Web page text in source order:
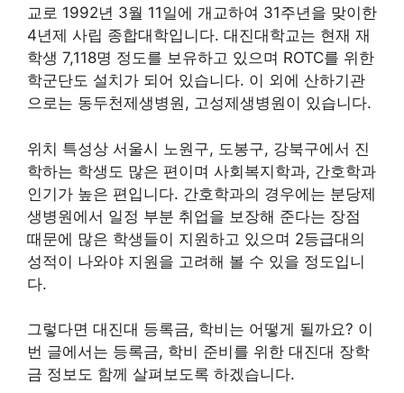
교로 1992년 3월 11일에 개교하여 31주년을 맞이한
4년제 사립 종합대학입니다. 대진대학교는 현재 재
학생 7,118명 정도를 보유하고 있으며 ROTC를 위한
학군단도 설치가 되어 있습니다. 이 외에 산하기관
으로는 동두천제생병원, 고성제생병원이 있습니다.
위치 특성상 서울시 노원구, 도봉구, 강북구에서 진
학하는 학생도 많은 편이며 사회복지학과, 간호학과
인기가 높은 편입니다. 간호학과의 경우에는 분당제
생병원에서 일정 부분 취업을 보장해 준다는 장점
때문에 많은 학생들이 지원하고 있으며 2등급대의
성적이 나와야 지원을 고려해 볼 수 있을 정도입니
다.
그렇다면 대진대 등록금, 학비는 어떻게 될까요? 이
번 글에서는 등록금, 학비 준비를 위한 대진대 장학
금 정보도 함께 살펴보도록 하겠습니다.